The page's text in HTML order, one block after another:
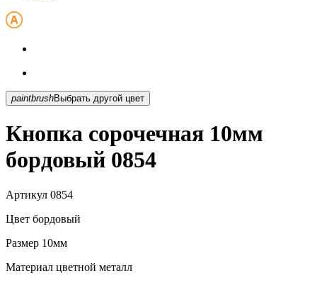
paintbrush Выбрать другой цвет
Кнопка сорочечная 10мм
бордовый 0854
Артикул 0854
Цвет бордовый
Размер 10мм
Материал цветной металл